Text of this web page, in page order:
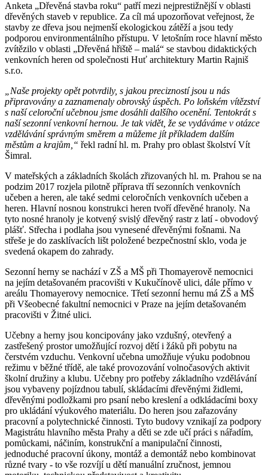
Anketa „Dřevěná stavba roku“ patří mezi nejprestižnější v oblasti
dřevěných staveb v republice. Za cíl má upozorňovat veřejnost, že
stavby ze dřeva jsou nejmenší ekologickou zátěží a jsou tedy
podporou environmentálního přístupu. V letošním roce hlavní město
zvítězilo v oblasti „Dřevěná hřiště – malá“ se stavbou didaktických
venkovních heren od společnosti Huť architektury Martin Rajniš
s.r.o.
„Naše projekty opět potvrdily, s jakou precizností jsou u nás
připravovány a zaznamenaly obrovský úspěch. Po loňském vítězství
s naší celoroční učebnou jsme dosáhli dalšího ocenění. Tentokrát s
naší sezonní venkovní hernou. Je tak vidět, že se vydáváme v otázce
vzdělávání správným směrem a můžeme jít příkladem dalším
městům a krajům,“ řekl radní hl. m. Prahy pro oblast školství Vít
Šimral.
V mateřských a základních školách zřizovaných hl. m. Prahou se na
podzim 2017 rozjela pilotně příprava tří sezonních venkovních
učeben a heren, ale také sedmi celoročních venkovních učeben a
heren. Hlavní nosnou konstrukci heren tvoří dřevěné hranoly. Na
tyto nosné hranoly je kotvený svislý dřevěný rastr z latí - obvodový
plášť. Střecha i podlaha jsou vynesené dřevěnými fošnami. Na
střeše je do zasklívacích lišt položené bezpečnostní sklo, voda je
svedená okapem do zahrady.
Sezonní herny se nachází v ZŠ a MŠ při Thomayerově nemocnici
na jejím detašovaném pracovišti v Kukučínově ulici, dále přímo v
areálu Thomayerovy nemocnice. Třetí sezonní hernu má ZŠ a MŠ
při Všeobecné fakultní nemocnici v Praze na jejím detašovaném
pracovišti v Žitné ulici.
Učebny a herny jsou koncipovány jako vzdušný, otevřený a
zastřešený prostor umožňující rozvoj dětí i žáků při pobytu na
čerstvém vzduchu. Venkovní učebna umožňuje výuku podobnou
režimu v běžné třídě, ale také provozování volnočasových aktivit
školní družiny a klubu. Učebny pro potřeby základního vzdělávání
jsou vybaveny pojízdnou tabulí, skládacími dřevěnými židlemi,
dřevěnými podložkami pro psaní nebo kreslení a odkládacími boxy
pro ukládání výukového materiálu. Do heren jsou zařazovány
pracovní a polytechnické činnosti. Tyto budovy vznikají za podpory
Magistrátu hlavního města Prahy a děti se zde učí práci s nářadím,
pomůckami, náčiním, konstrukční a manipulační činnosti,
jednoduché pracovní úkony, montáž a demontáž nebo kombinovat
různé tvary - to vše rozvíjí u dětí manuální zručnost, jemnou